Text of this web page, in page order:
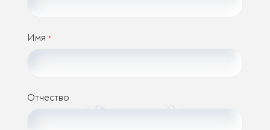
Имя *
Отчество